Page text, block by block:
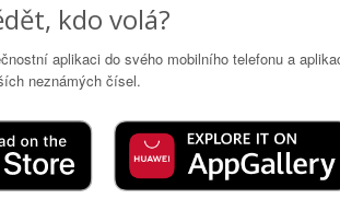
kdo volá?
aplikaci do svého mobilního telefonu a
neznámých čísel.